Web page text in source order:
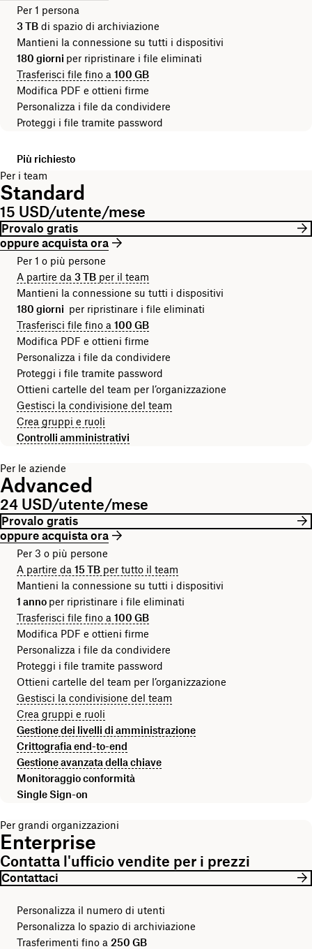
Per 1 persona
3 TB di spazio di archiviazione
Mantieni la connessione su tutti i dispositivi
180 giorni per ripristinare i file eliminati
Trasferisci file fino a 100 GB
Modifica PDF e ottieni firme
Personalizza i file da condividere
Proteggi i file tramite password
Più richiesto
Per i team
Standard
15 USD/utente/mese
Provalo gratis
oppure acquista ora
Per 1 o più persone
A partire da 3 TB per il team
Mantieni la connessione su tutti i dispositivi
180 giorni per ripristinare i file eliminati
Trasferisci file fino a 100 GB
Modifica PDF e ottieni firme
Personalizza i file da condividere
Proteggi i file tramite password
Ottieni cartelle del team per l’organizzazione
Gestisci la condivisione del team
Crea gruppi e ruoli
Controlli amministrativi
Per le aziende
Advanced
24 USD/utente/mese
Provalo gratis
oppure acquista ora
Per 3 o più persone
A partire da 15 TB per tutto il team
Mantieni la connessione su tutti i dispositivi
1 anno per ripristinare i file eliminati
Trasferisci file fino a 100 GB
Modifica PDF e ottieni firme
Personalizza i file da condividere
Proteggi i file tramite password
Ottieni cartelle del team per l’organizzazione
Gestisci la condivisione del team
Crea gruppi e ruoli
Gestione dei livelli di amministrazione
Crittografia end-to-end
Gestione avanzata della chiave
Monitoraggio conformità
Single Sign-on
Per grandi organizzazioni
Enterprise
Contatta l'ufficio vendite per i prezzi
Contattaci
Personalizza il numero di utenti
Personalizza lo spazio di archiviazione
Trasferimenti fino a 250 GB